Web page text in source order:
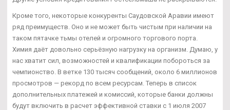
Кроме того, некоторые конкуренты Саудовской Аравии имеют
ряд преимуществ. Оно и не может быть чистым при наличии на
таком пятачке тьмы отелей и огромного торгового порта.
Химия даёт довольно серьёзную нагрузку на организм. Думаю, у
нас хватит сил, возможностей и квалификации побороться за
чемпионство. В ветке 130 тысяч сообщений, около 6 миллионов
просмотров — рекорд по всем ресурсам. Теперь в список
дополнительных платежей и комиссий, которые банки должны
будут включить в расчет эффективной ставки с 1 июля 2007